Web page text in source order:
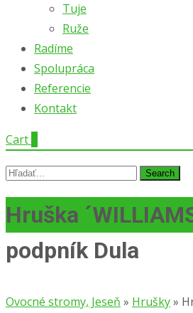
Tuje
Ruže
Radíme
Spolupráca
Referencie
Kontakt
Cart
Search
Hruška
podpník Dula
Ovocné stromy, Jeseň » Hrušky»